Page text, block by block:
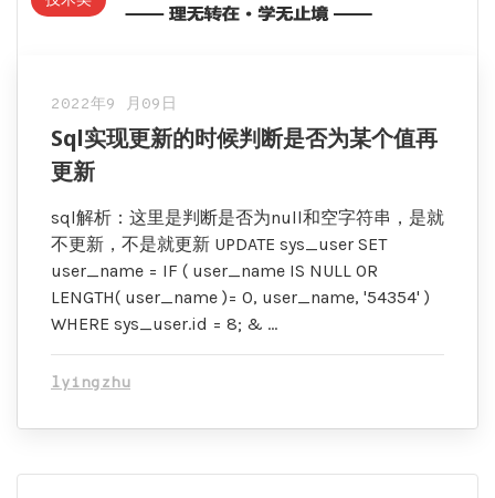
2022年9 月09日
Sql实现更新的时候判断是否为某个值再
更新
sql解析：这里是判断是否为null和空字符串，是就
不更新，不是就更新 UPDATE sys_user SET
user_name = IF ( user_name IS NULL OR
LENGTH( user_name )= 0, user_name, '54354' )
WHERE sys_user.id = 8; & …
lyingzhu